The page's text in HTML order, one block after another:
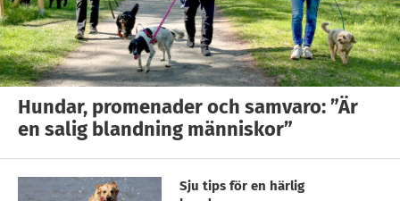
Hundar, promenader och samvaro: ”Är
en salig blandning människor”
Sju tips för en härlig